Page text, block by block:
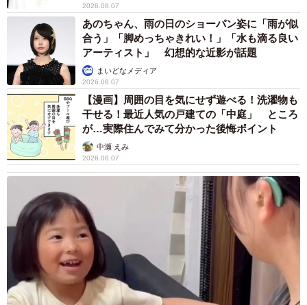
2026.08.07
あのちゃん、雨の日のショーパン姿に「雨が似
合う」「脚めっちゃきれい！」「水も滴る良い
アーティスト」 幻想的な近影が話題
まいどなメディア
2026.08.07
【漫画】周囲の目を気にせず遊べる！洗濯物も
干せる！最近人気の戸建ての「中庭」 ところ
が…実際住んでみて分かった後悔ポイント
中瀬 えみ
2026.08.07